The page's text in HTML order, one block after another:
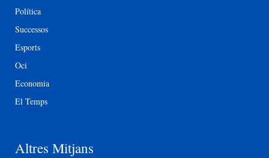
Política
Successos
Esports
Oci
Economia
El Temps
Altres Mitjans